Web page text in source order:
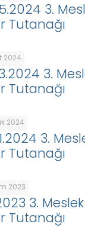
3.
Tutanağı
2024
3.
Tutanağı
2024
3.
Tutanağı
2023
3.
Tutanağı